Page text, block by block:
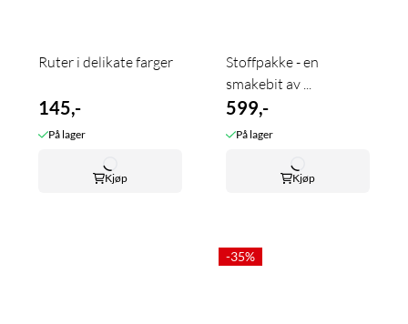
Ruter i delikate farger
145,-
På lager
Kjøp
Stoffpakke - en
smakebit av ...
599,-
På lager
Kjøp
-35%